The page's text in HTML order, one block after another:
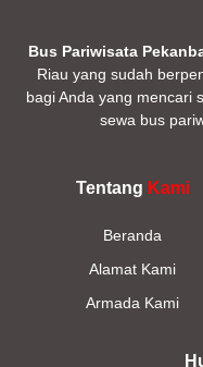
Bus Pariwisata
Riau yang sudah
bagi Anda yang mencari
sewa bus
Tentang Kami
Beranda
Alamat Kami
Armada Kami